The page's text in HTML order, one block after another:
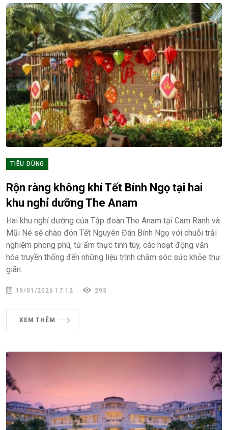
TIÊU DÙNG
Rộn ràng không khí Tết Bính Ngọ tại hai
khu nghỉ dưỡng The Anam
Hai khu nghỉ dưỡng của Tập đoàn The Anam tại Cam Ranh và
Mũi Né sẽ chào đón Tết Nguyên Đán Bính Ngọ với chuỗi trải
nghiệm phong phú, từ ẩm thực tinh túy, các hoạt động văn
hóa truyền thống đến những liệu trình chăm sóc sức khỏe thư
giãn.
19/01/2026 17:12 293
XEM THÊM